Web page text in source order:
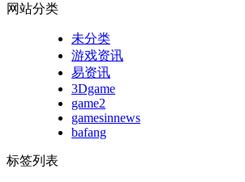
网站分类
未分类
游戏资讯
易资讯
3Dgame
game2
gamesinnews
bafang
标签列表